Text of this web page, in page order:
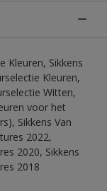
Kleuren, Sikkens
Kleuren,
Witten,
voor het
Sikkens Van
2022,
2020, Sikkens
2018